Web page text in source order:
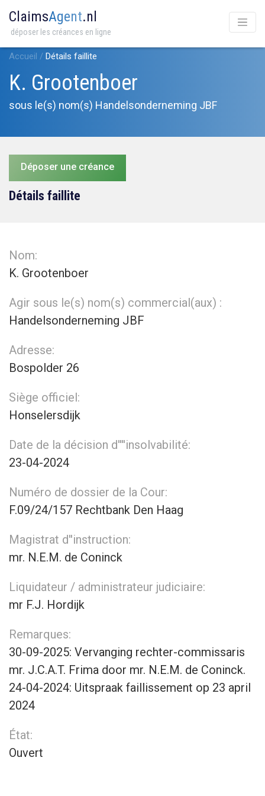
ClaimsAgent.nl
déposer les créances en ligne
Accueil / Détails faillite
K. Grootenboer
sous le(s) nom(s) Handelsonderneming JBF
Déposer une créance
Détails faillite
Nom:
K. Grootenboer
Agir sous le(s) nom(s) commercial(aux) :
Handelsonderneming JBF
Adresse:
Bospolder 26
Siège officiel:
Honselersdijk
Date de la décision d''''insolvabilité:
23-04-2024
Numéro de dossier de la Cour:
F.09/24/157 Rechtbank Den Haag
Magistrat d''instruction:
mr. N.E.M. de Coninck
Liquidateur / administrateur judiciaire:
mr F.J. Hordijk
Remarques:
30-09-2025: Vervanging rechter-commissaris
mr. J.C.A.T. Frima door mr. N.E.M. de Coninck.
24-04-2024: Uitspraak faillissement op 23 april
2024
État:
Ouvert